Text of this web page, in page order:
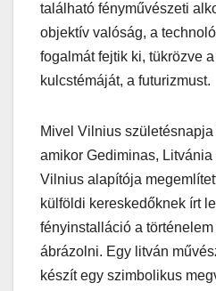
található fényművészeti
objektív valóság, a
fogalmát fejtik ki, tükrözve
kulcstémáját, a futurizmust.
Mivel Vilnius
amikor Gediminas,
Vilnius alapítója
külföldi kereskedőknek írt
fényinstalláció a
ábrázolni. Egy litván
készít egy szimbolikus